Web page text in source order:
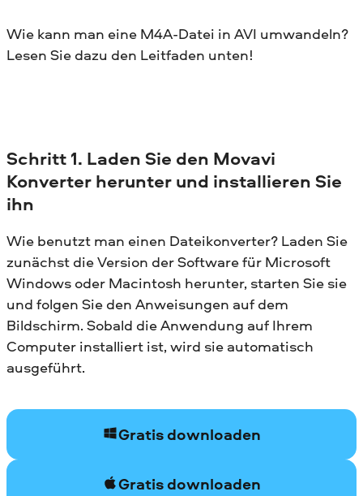
Wie kann man eine M4A-Datei in AVI umwandeln?
Lesen Sie dazu den Leitfaden unten!
Schritt 1. Laden Sie den Movavi
Konverter herunter und installieren Sie
ihn
Wie benutzt man einen Dateikonverter? Laden Sie
zunächst die Version der Software für Microsoft
Windows oder Macintosh herunter, starten Sie sie
und folgen Sie den Anweisungen auf dem
Bildschirm. Sobald die Anwendung auf Ihrem
Computer installiert ist, wird sie automatisch
ausgeführt.
Gratis downloaden
Gratis downloaden